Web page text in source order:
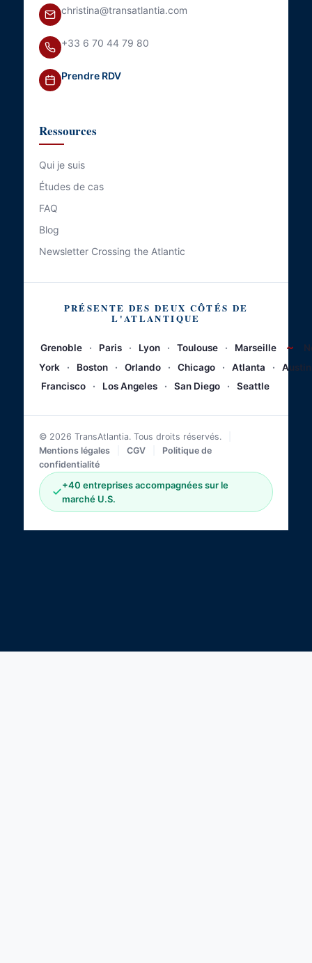
christina@transatlantia.com
+33 6 70 44 79 80
Prendre RDV
Ressources
Qui je suis
Études de cas
FAQ
Blog
Newsletter Crossing the Atlantic
PRÉSENTE DES DEUX CÔTÉS DE
L'ATLANTIQUE
Grenoble · Paris · Lyon · Toulouse · Marseille ~
York
· Boston · Orlando · Chicago · Atlanta ·
Austin
Francisco
· Los Angeles · San Diego · Seattle
© 2026 TransAtlantia. Tous droits réservés.
Mentions légales
CGV
Politique de
confidentialité
+40 entreprises accompagnées sur le
marché U.S.